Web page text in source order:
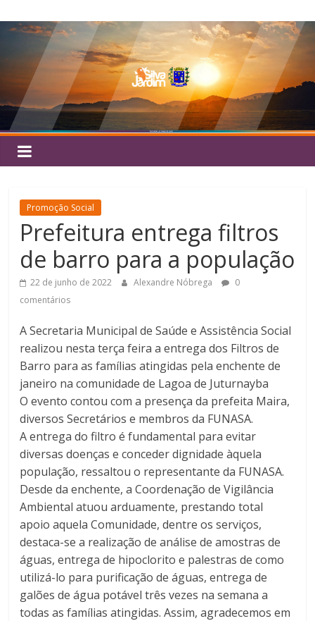
para
conteúdo
Silva
Jardim
Promoção Social
Prefeitura entrega filtros
de barro para a população
22 de junho de 2022 Alexandre Nóbrega
0
comentários
A Secretaria Municipal de Saúde e Assistência Social
realizou nesta terça feira a entrega dos Filtros de
Barro para as famílias atingidas pela enchente de
janeiro na comunidade de Lagoa de Juturnayba
O evento contou com a presença da prefeita Maira,
diversos Secretários e membros da FUNASA.
A entrega do filtro é fundamental para evitar
diversas doenças e conceder dignidade àquela
população, ressaltou o representante da FUNASA.
Desde da enchente, a Coordenação de Vigilância
Ambiental atuou arduamente, prestando total
apoio aquela Comunidade, dentre os serviços,
destaca-se a realização de análise de amostras de
águas, entrega de hipoclorito e palestras de como
utilizá-lo para purificação de águas, entrega de
galões de água potável três vezes na semana a
todas as famílias atingidas. Assim, agradecemos em